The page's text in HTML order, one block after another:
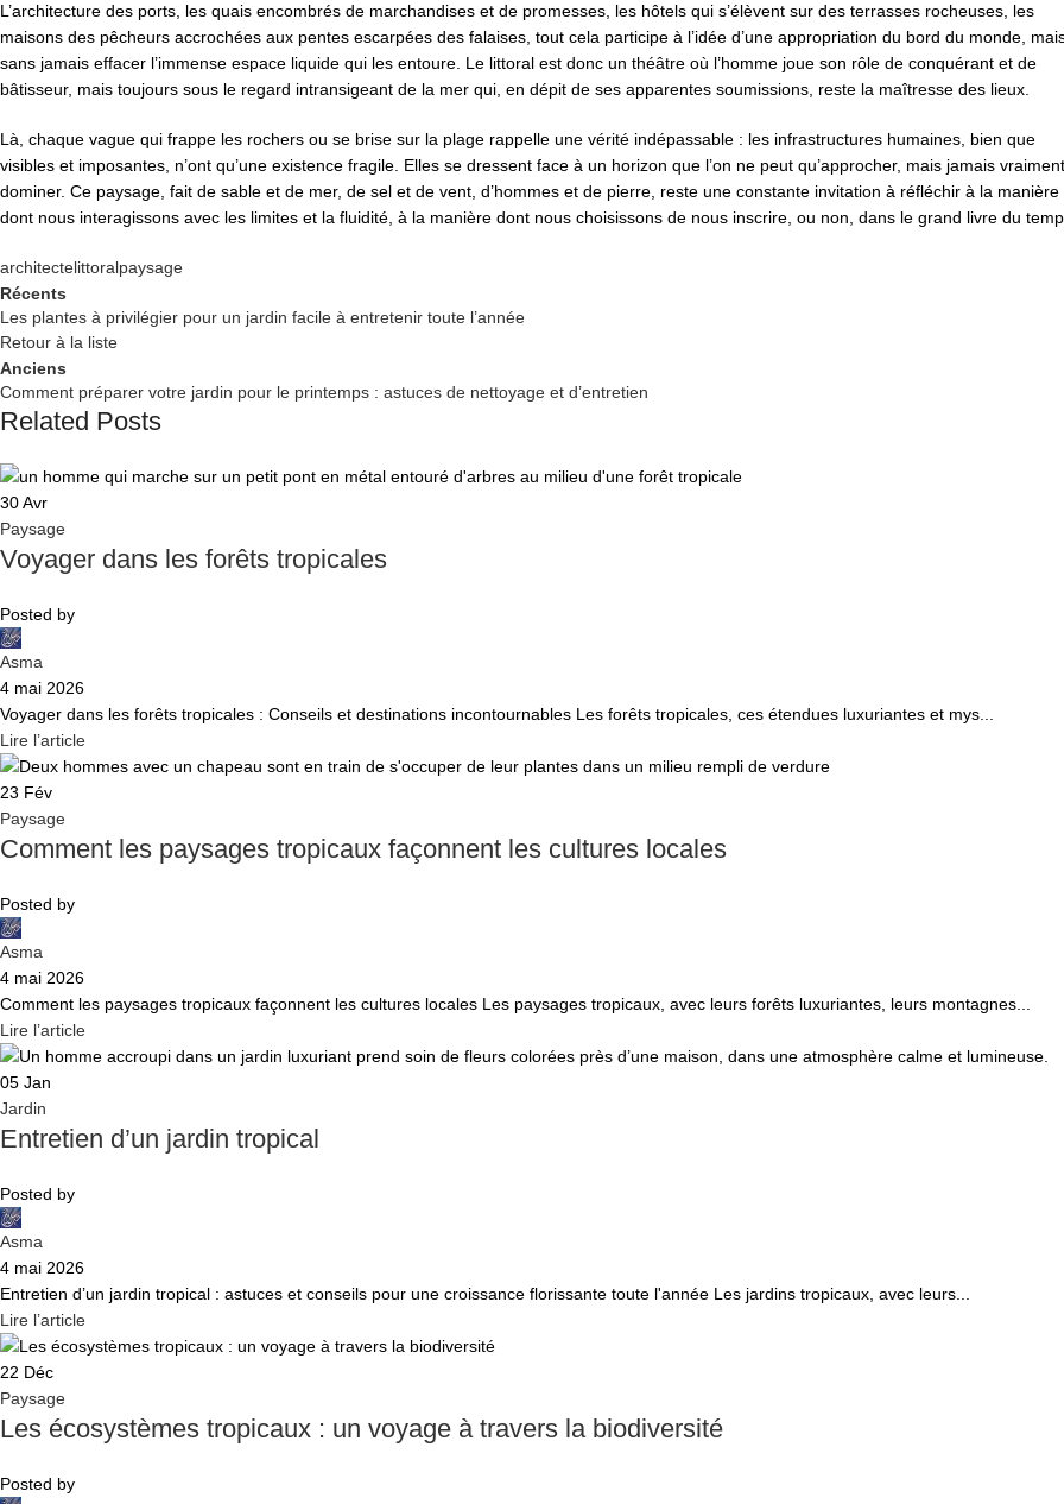
L’architecture des ports, les quais encombrés de marchandises et de promesses, les hôtels qui s’élèvent sur des terrasses rocheuses, les
maisons des pêcheurs accrochées aux pentes escarpées des falaises, tout cela participe à l’idée d’une appropriation du bord du monde,
sans jamais effacer l’immense espace liquide qui les entoure. Le littoral est donc un théâtre où l’homme joue son rôle de conquérant et de
bâtisseur, mais toujours sous le regard intransigeant de la mer qui, en dépit de ses apparentes soumissions, reste la maîtresse des lieux.
Là, chaque vague qui frappe les rochers ou se brise sur la plage rappelle une vérité indépassable : les infrastructures humaines, bien que
visibles et imposantes, n’ont qu’une existence fragile. Elles se dressent face à un horizon que l’on ne peut qu’approcher, mais jamais vraiment
dominer. Ce paysage, fait de sable et de mer, de sel et de vent, d’hommes et de pierre, reste une constante invitation à réfléchir à la manière
dont nous interagissons avec les limites et la fluidité, à la manière dont nous choisissons de nous inscrire, ou non, dans le grand livre du
architectelittoralpaysage
Récents
Les plantes à privilégier pour un jardin facile à entretenir toute l’année
Retour à la liste
Anciens
Comment préparer votre jardin pour le printemps : astuces de nettoyage et d’entretien
Related Posts
30Avr
Paysage
Voyager dans les forêts tropicales
Posted by
Asma
4 mai 2026
Voyager dans les forêts tropicales : Conseils et destinations incontournables Les forêts tropicales, ces étendues luxuriantes et mys...
Lire l’article
23 Fév
Paysage
Comment les paysages tropicaux façonnent les cultures locales
Posted by
Asma
4 mai 2026
Comment les paysages tropicaux façonnent les cultures locales Les paysages tropicaux, avec leurs forêts luxuriantes, leurs montagnes...
Lire l’article
05 Jan
Jardin
Entretien d’un jardin tropical
Posted by
Asma
4 mai 2026
Entretien d’un jardin tropical : astuces et conseils pour une croissance florissante toute l'année Les jardins tropicaux, avec leurs...
Lire l’article
22 Déc
Paysage
Les écosystèmes tropicaux : un voyage à travers la biodiversité
Posted by